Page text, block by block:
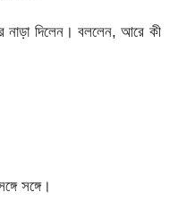
নাড়া দিলেন। বললেন, আরে কী
সঙ্গে।